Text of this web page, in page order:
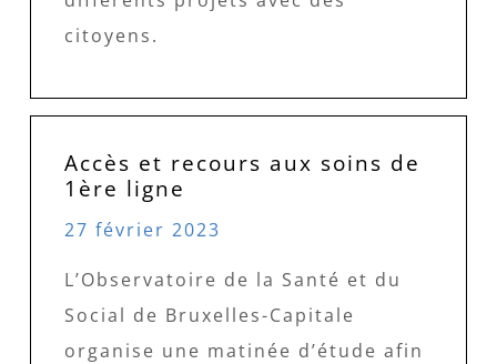
citoyens.
Accès et recours aux soins de
1ère ligne
27 février 2023
L’Observatoire de la Santé et du
Social de Bruxelles-Capitale
organise une matinée d’étude afin